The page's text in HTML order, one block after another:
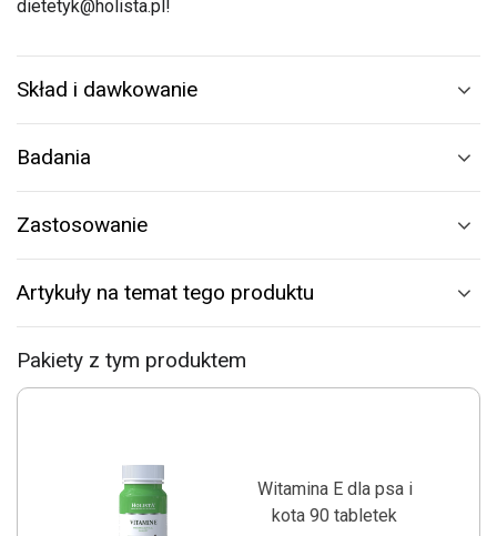
dietetyk@holista.pl!
Skład i dawkowanie
Badania
Zastosowanie
Artykuły na temat tego produktu
Pakiety z tym produktem
Witamina E dla psa i
kota 90 tabletek